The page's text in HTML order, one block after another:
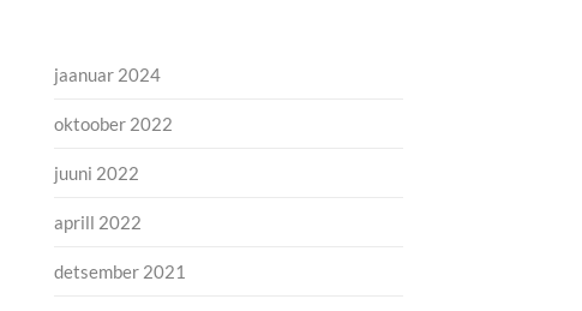
jaanuar 2024
oktoober 2022
juuni 2022
aprill 2022
detsember 2021